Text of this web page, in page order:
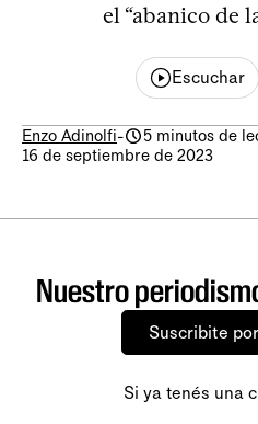
el “abanico de
Escuchar
Enzo Adinolfi-
5 minutos de
16 de septiembre de 2023
Nuestro
Suscribite
Si ya tenés una